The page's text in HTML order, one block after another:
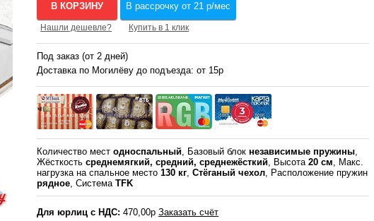
В КОРЗИНУ В рассрочку от 21 р/мес
Нашли дешевле? Купить в 1 клик
Под заказ (от 2 дней)
Доставка по Могилёву до подъезда: от 15р
Количество местодноспальный, Базовый блокнезависимые пружины,
Жёсткостьсреднемягкий, средний, среднежёсткий, Высота20 см, Макс.
нагрузка на спальное место130 кг,Стёганый чехол, Расположение пружин
рядное, СистемаTFK
Для юрлиц с НДС: 470,00рЗаказать счёт